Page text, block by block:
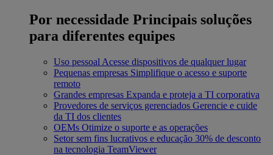
Por necessidade Principais soluções
para diferentes equipes
Uso pessoal Acesse dispositivos de qualquer lugar
Pequenas empresas Simplifique o acesso e suporte
remoto
Grandes empresas Expanda e proteja a TI corporativa
Provedores de serviços gerenciados Gerencie e cuide
da TI dos clientes
OEMs Otimize o suporte e as operações
Setor sem fins lucrativos e educação 30% de desconto
na tecnologia TeamViewer